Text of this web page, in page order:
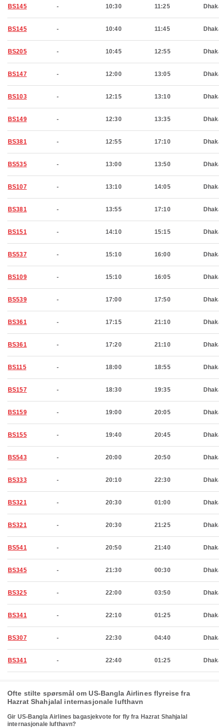
BS145 - 10:30 11:25
BS145 - 10:40 11:45
BS205 - 10:45 12:55
BS147 - 12:00 13:05
BS103 - 12:15 13:10
BS149 - 12:30 13:35
BS381 - 12:55 17:10
BS535 - 13:00 13:50
BS107 - 13:10 14:05
BS381 - 13:55 17:10
BS151 - 14:10 15:15
BS537 - 15:10 16:00
BS109 - 15:10 16:05
BS539 - 17:00 17:50
BS361 - 17:15 21:10
BS361 - 17:20 21:10
BS115 - 18:00 18:55
BS157 - 18:30 19:35
BS159 - 19:00 20:05
BS155 - 19:40 20:45
BS543 - 20:00 20:50
BS333 - 20:10 22:30
BS321 - 20:30 01:00
BS321 - 20:30 21:25
BS541 - 20:50 21:40
BS345 - 21:30 00:30
BS325 - 22:00 03:50
BS341 - 22:10 01:25
BS307 - 22:30 04:40
BS341 - 22:40 01:25
Ofte stilte spørsmål om US-Bangla Airlines flyreise fra
Hazrat Shahjalal internasjonale lufthavn
Gir US-Bangla Airlines bagasjekvote for fly fra Hazrat Shahjalal
internasjonale lufthavn?